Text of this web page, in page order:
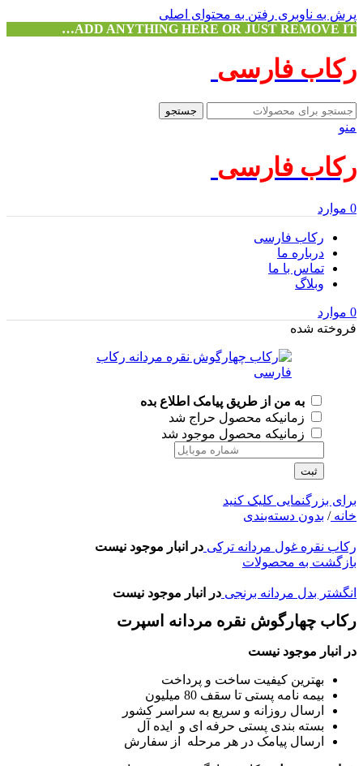
پرش به ناوبری رفتن به محتوای اصلی
ADD ANYTHING HERE OR JUST REMOVE IT…
رکاب فارسی
جستجو
منو
رکاب فارسی
0 موارد
رکاب فارسی
درباره ما
تماس با ما
وبلاگ
0 موارد
فروخته شده
به من از طریق پیامک اطلاع بده
زمانیکه محصول حراج شد
زمانیکه محصول موجود شد
ثبت
برای بزرگنمایی کلیک کنید
خانه/ بدون دسته‌بندی
رکاب نقره غول مردانه ترکی در انبار موجود نیست
بازگشت به محصولات
انگشتر بدل مردانه برنجی در انبار موجود نیست
رکاب چهارگوش نقره مردانه اسپرت
در انبار موجود نیست
بهترین کیفیت ساخت و پرداخت
بیمه نامه پستی تا سقف 80 میلیون
ارسال روزانه و سریع به سراسر کشور
بسته بندی پستی حرفه ای و ایده آل
ارسال پیامک در هر مرحله از سفارش